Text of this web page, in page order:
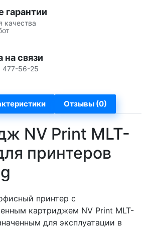
качества
на связи
477-56-25
Отзывы (0)
NV Print MLT-
принтеров
принтер с
картриджем NV Print MLT-
для эксплуатации в